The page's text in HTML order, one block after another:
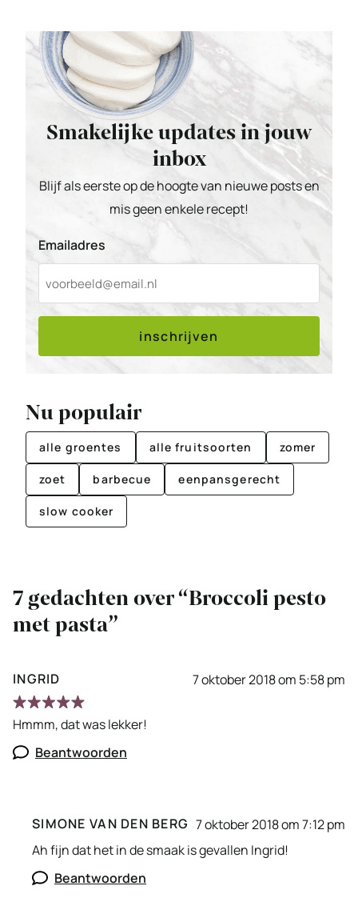
Smakelijke updates in jouw
inbox
Blijf als eerste op de hoogte van nieuwe posts en
mis geen enkele recept!
Emailadres
inschrijven
Nu populair
alle groentes alle fruitsoorten zomer
zoet barbecue eenpansgerecht
slow cooker
7 gedachten over “Broccoli pesto
met pasta”
INGRID 7 oktober 2018 om 5:58 pm
Hmmm, dat was lekker!
Beantwoorden
SIMONE VAN DEN BERG 7 oktober 2018 om 7:12 pm
Ah fijn dat het in de smaak is gevallen Ingrid!
Beantwoorden